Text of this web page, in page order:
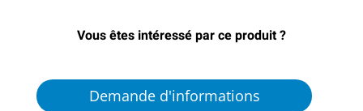
Vous êtes intéressé par ce produit ?
Demande d'informations